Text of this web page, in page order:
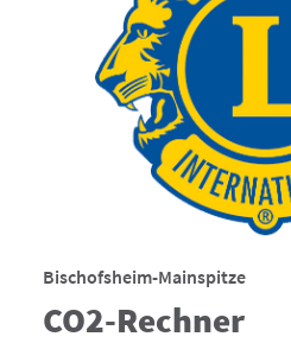
Bischofsheim-Mainspitze
CO2-Rechner